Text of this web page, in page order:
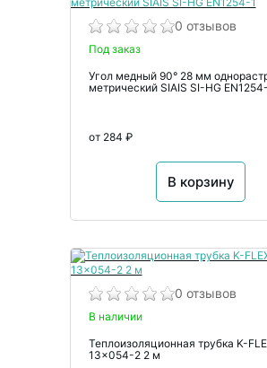
0 отзывов
Под заказ
Угол медный 90° 28 мм
метрический SIAIS SI-HG
от 284 ₽
В корзину
0 отзывов
В наличии
Теплоизоляционная трубка K-
13x054-2 2 м